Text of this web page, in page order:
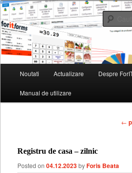
ForIT – Forms
Soft de gestiune pentru magazine,
principal
Sari
la
Noutati Actualizare Despre
Manual de utilizare
←
Registru de casa – zilnic
Posted on 04.12.2023byForis Beata